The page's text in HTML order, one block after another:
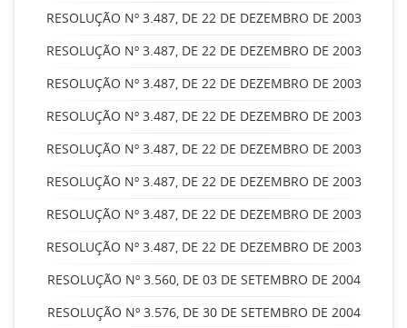
RESOLUÇÃO Nº 3.487, DE 22 DE DEZEMBRO DE 2003
RESOLUÇÃO Nº 3.487, DE 22 DE DEZEMBRO DE 2003
RESOLUÇÃO Nº 3.487, DE 22 DE DEZEMBRO DE 2003
RESOLUÇÃO Nº 3.487, DE 22 DE DEZEMBRO DE 2003
RESOLUÇÃO Nº 3.487, DE 22 DE DEZEMBRO DE 2003
RESOLUÇÃO Nº 3.487, DE 22 DE DEZEMBRO DE 2003
RESOLUÇÃO Nº 3.487, DE 22 DE DEZEMBRO DE 2003
RESOLUÇÃO Nº 3.487, DE 22 DE DEZEMBRO DE 2003
RESOLUÇÃO Nº 3.560, DE 03 DE SETEMBRO DE 2004
RESOLUÇÃO Nº 3.576, DE 30 DE SETEMBRO DE 2004